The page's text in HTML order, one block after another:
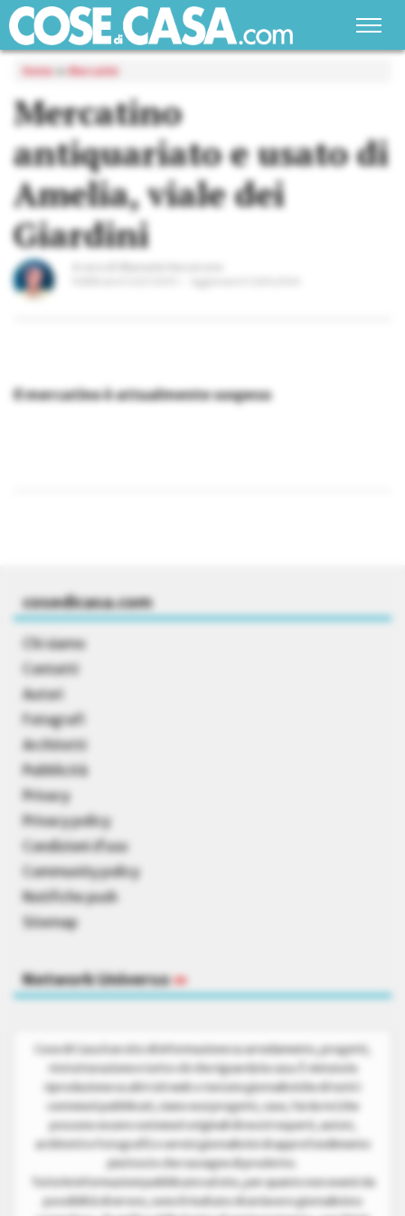
Home Mercatini
Mercatino
antiquariato e usatodi
Amelia, viale dei
Giardini
Il mercatino è attualmente sospeso
cosedicasa.com
Chi siamo
Contatti
Autori
Fotografi
Architetti
Pubblicità
Privacy
Privacy policy
Condizioni d’uso
Community policy
Notifiche push
Sitemap
Network Universo»
Cose di Casa è un sito di informazione su arredamento, progetti,
ristrutturazione e tutto ciò che riguarda la casa. È vietata la
riproduzione su altri siti web o testate giornalistiche di tutti i
contenuti pubblicati, siano essi progetti, case, fai da te (che
possono essere contenuti originali di nostri esperti, autori,
architetti e fotografi) o servizi giornalistici di approfondimento
piuttosto che rassegne di prodotto.
Tutte le informazioni pubblicate sul sito, per quanto non esenti da
possibilità di errore, sono il risultato di un lavoro giornalistico